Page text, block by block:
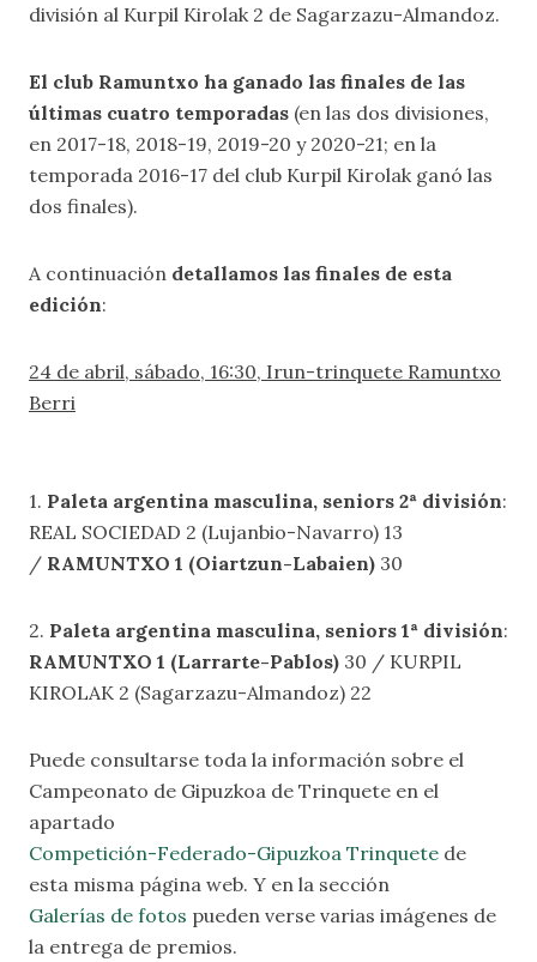
división al Kurpil Kirolak 2 de Sagarzazu-Almandoz.
El club Ramuntxo ha ganado las finales de las
últimas cuatro temporadas (en las dos divisiones,
en 2017-18, 2018-19, 2019-20 y 2020-21; en la
temporada 2016-17 del club Kurpil Kirolak ganó las
dos finales).
A continuación detallamos las finales de esta
edición:
24 de abril, sábado, 16:30, Irun-trinquete Ramuntxo
Berri
1. Paleta argentina masculina, seniors 2ª división:
REAL SOCIEDAD 2 (Lujanbio-Navarro) 13
/ RAMUNTXO 1 (Oiartzun-Labaien) 30
2. Paleta argentina masculina, seniors 1ª división:
RAMUNTXO 1 (Larrarte-Pablos) 30 / KURPIL
KIROLAK 2 (Sagarzazu-Almandoz) 22
Puede consultarse toda la información sobre el
Campeonato de Gipuzkoa de Trinquete en el
apartado
Competición-Federado-Gipuzkoa Trinquete de
esta misma página web. Y en la sección
Galerías de fotos pueden verse varias imágenes de
la entrega de premios.